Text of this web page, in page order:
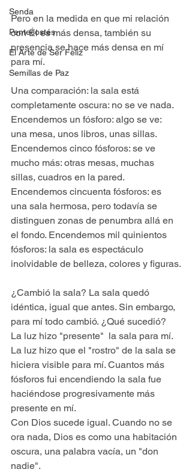
Senda
Pentecostés
El Arte de Ser Feliz
Semillas de Paz
Pero en la medida en que mi relación
con Él es más densa, también su
presencia se hace más densa en mí
para mí.
Una comparación: la sala está
completamente oscura: no se ve nada.
Encendemos un fósforo: algo se ve:
una mesa, unos libros, unas sillas.
Encendemos cinco fósforos: se ve
mucho más: otras mesas, muchas
sillas, cuadros en la pared.
Encendemos cincuenta fósforos: es
una sala hermosa, pero todavía se
distinguen zonas de penumbra allá en
el fondo. Encendemos mil quinientos
fósforos: la sala es espectáculo
inolvidable de belleza, colores y figuras.
¿Cambió la sala? La sala quedó
idéntica, igual que antes. Sin embargo,
para mí todo cambió. ¿Qué sucedió?
La luz hizo "presente"  la sala para mí.
La luz hizo que el "rostro" de la sala se
hiciera visible para mí. Cuantos más
fósforos fui encendiendo la sala fue
haciéndose progresivamente más
presente en mí.
Con Dios sucede igual. Cuando no se
ora nada, Dios es como una habitación
oscura, una palabra vacía, un "don
nadie".